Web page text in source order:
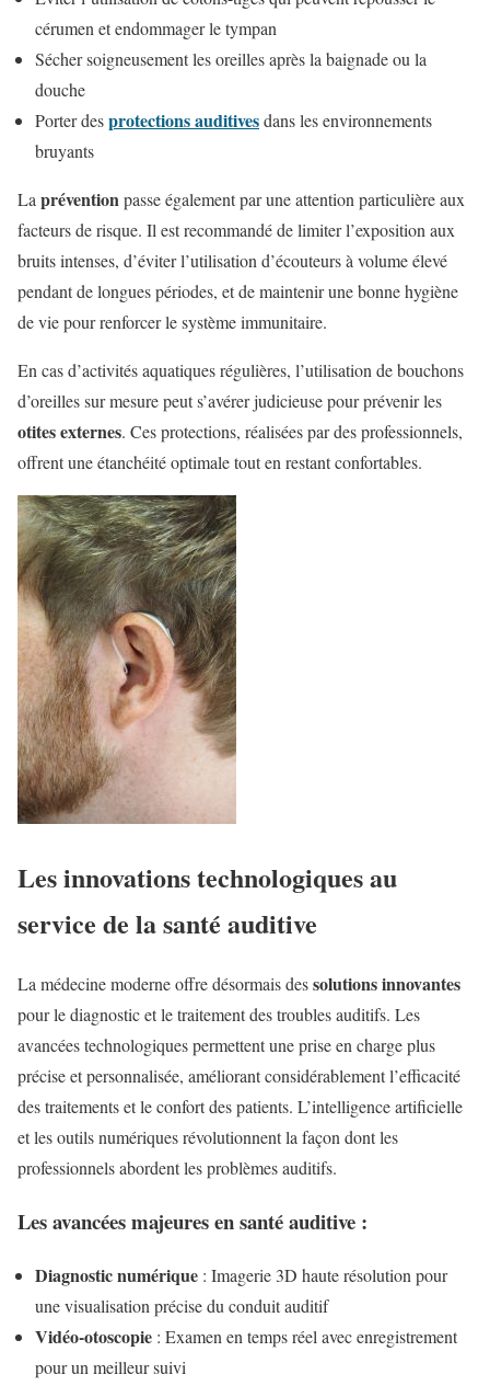
cérumen et endommager le tympan
Sécher soigneusement les oreilles après la baignade ou la
douche
Porter desprotections auditivesdans les environnements
bruyants
Lapréventionpasse également par une attention particulière aux
facteurs de risque. Il est recommandé de limiter l’exposition aux
bruits intenses, d’éviter l’utilisation d’écouteurs à volume élevé
pendant de longues périodes, et de maintenir une bonne hygiène
de vie pour renforcer le système immunitaire.
En cas d’activités aquatiques régulières, l’utilisation de bouchons
d’oreilles sur mesure peut s’avérer judicieuse pour prévenir les
otites externes. Ces protections, réalisées par des professionnels,
offrent une étanchéité optimale tout en restant confortables.
Les innovations technologiques au
service de la santé auditive
La médecine moderne offre désormais dessolutions innovantes
pour le diagnostic et le traitement des troubles auditifs. Les
avancées technologiques permettent une prise en charge plus
précise et personnalisée, améliorant considérablement l’efficacité
des traitements et le confort des patients. L’intelligence artificielle
et les outils numériques révolutionnent la façon dont les
professionnels abordent les problèmes auditifs.
Les avancées majeures en santé auditive :
Diagnostic numérique : Imagerie 3D haute résolution pour
une visualisation précise du conduit auditif
Vidéo-otoscopie : Examen en temps réel avec enregistrement
pour un meilleur suivi